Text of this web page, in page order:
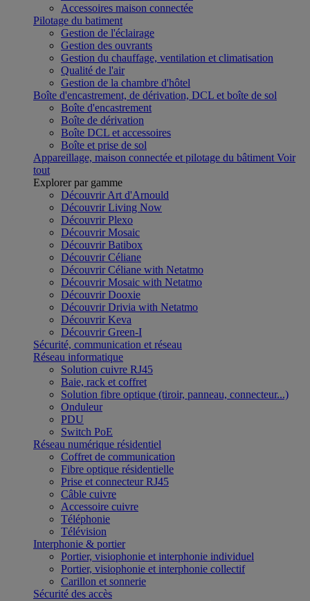
Accessoires maison connectée
Pilotage du batiment
Gestion de l'éclairage
Gestion des ouvrants
Gestion du chauffage, ventilation et climatisation
Qualité de l'air
Gestion de la chambre d'hôtel
Boîte d'encastrement, de dérivation, DCL et boîte de sol
Boîte d'encastrement
Boîte de dérivation
Boîte DCL et accessoires
Boîte et prise de sol
Appareillage, maison connectée et pilotage du bâtiment Voir
tout
Explorer par gamme
Découvrir Art d'Arnould
Découvrir Living Now
Découvrir Plexo
Découvrir Mosaic
Découvrir Batibox
Découvrir Céliane
Découvrir Céliane with Netatmo
Découvrir Mosaic with Netatmo
Découvrir Dooxie
Découvrir Drivia with Netatmo
Découvrir Keva
Découvrir Green-I
Sécurité, communication et réseau
Réseau informatique
Solution cuivre RJ45
Baie, rack et coffret
Solution fibre optique (tiroir, panneau, connecteur...)
Onduleur
PDU
Switch PoE
Réseau numérique résidentiel
Coffret de communication
Fibre optique résidentielle
Prise et connecteur RJ45
Câble cuivre
Accessoire cuivre
Téléphonie
Télévision
Interphonie & portier
Portier, visiophonie et interphonie individuel
Portier, visiophonie et interphonie collectif
Carillon et sonnerie
Sécurité des accès